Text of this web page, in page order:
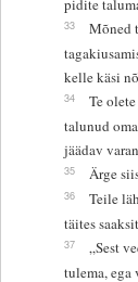
33
Mõned
kelle käsi
34
Te
talunud
jäädav
35 Ärge
36
Teile
täites
37
„Sest
tulema,